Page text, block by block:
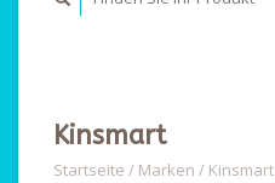
Kinsmart
Startseite / Marken / Kinsmart